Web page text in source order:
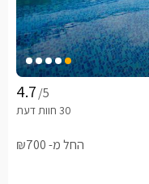
/5
החל מ- ₪700